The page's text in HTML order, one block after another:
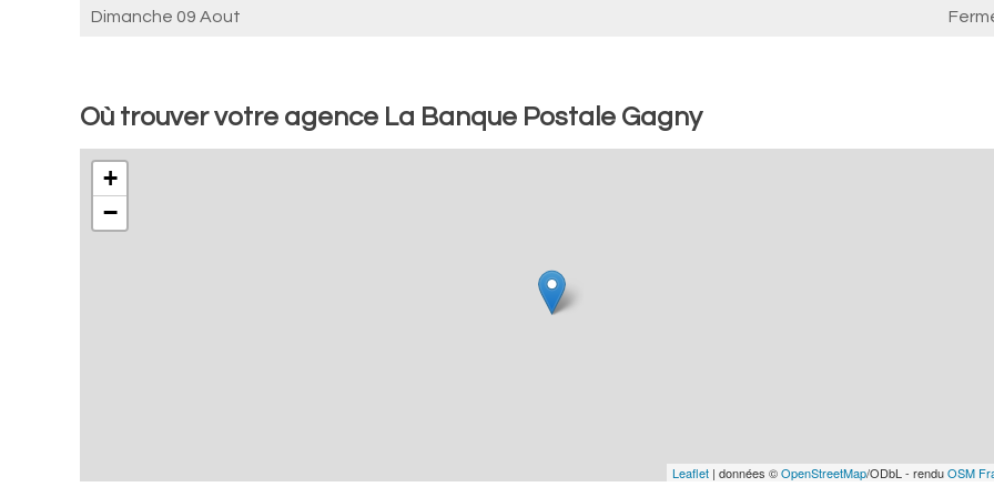
Dimanche 09 Aout
Où trouver votre agence La Banque Postale Gagny
+
−
Leaflet | données ©OpenStreetMap/ODbL - renduOSM